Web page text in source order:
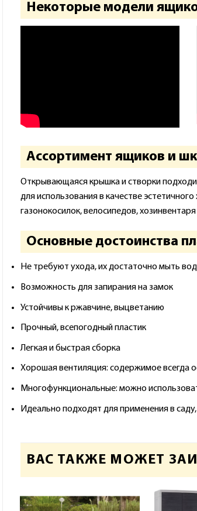
Некоторые модели
Ассортимент ящиков и
Открывающаяся крышка и створки
для использования в качестве
газонокосилок, велосипедов, хозинвентаря
Основные достоинства
Не требуют ухода, их достаточно мыть
Возможность для запирания на замок
Устойчивы к ржавчине, выцветанию
Прочный, всепогодный пластик
Легкая и быстрая сборка
Хорошая вентиляция: содержимое всегда
Многофункциональные: можно
Идеально подходят для применения в
ВАС ТАКЖЕ МОЖЕТ